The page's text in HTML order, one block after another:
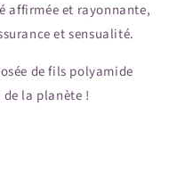
affirmée et rayonnante,
et sensualité.
de fils polyamide
la planète !